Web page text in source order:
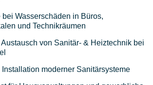
bei Wasserschäden in Büros,
und Technikräumen
von Sanitär- & Heiztechnik bei
moderner Sanitärsysteme